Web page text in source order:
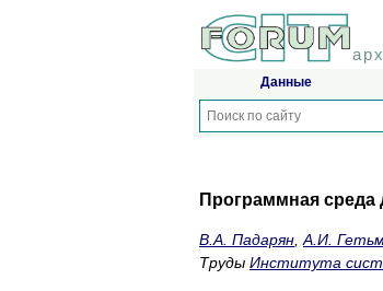
Данные
Программная среда
В.А. Падарян А.И.
Труды Института